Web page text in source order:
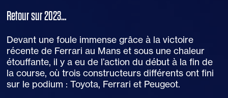
Retour sur 2023…
Devant une foule immense grâce à la victoire
récente de Ferrari au Mans et sous une chaleur
étouffante, il y a eu de l’action du début à la fin de
la course, où trois constructeurs différents ont fini
sur le podium : Toyota, Ferrari et Peugeot.